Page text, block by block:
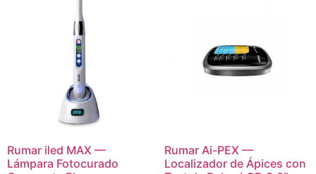
Rumar iled MAX —
Lámpara Fotocurado
Rumar Ai-PEX —
Localizador de Ápices con